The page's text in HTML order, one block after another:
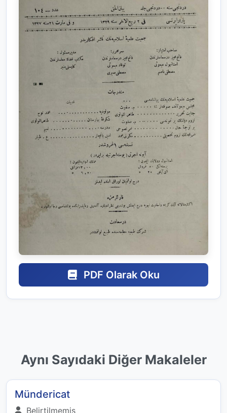
PDF Olarak Oku
Aynı Sayıdaki Diğer Makaleler
Mündericat
Belirtilmemiş